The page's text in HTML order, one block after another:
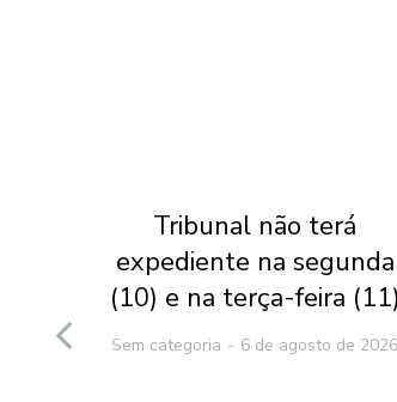
Tribunal não terá
expediente na segunda
(10) e na terça-feira (11)
Sem categoria 6 de agosto de 2026